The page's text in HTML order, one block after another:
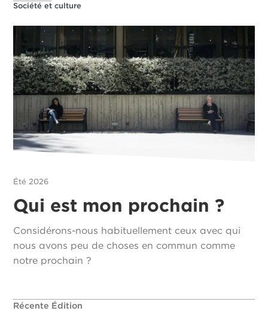
Société et culture
Été 2026
Qui est mon prochain ?
Considérons-nous habituellement ceux avec qui
nous avons peu de choses en commun comme
notre prochain ?
Récente Édition